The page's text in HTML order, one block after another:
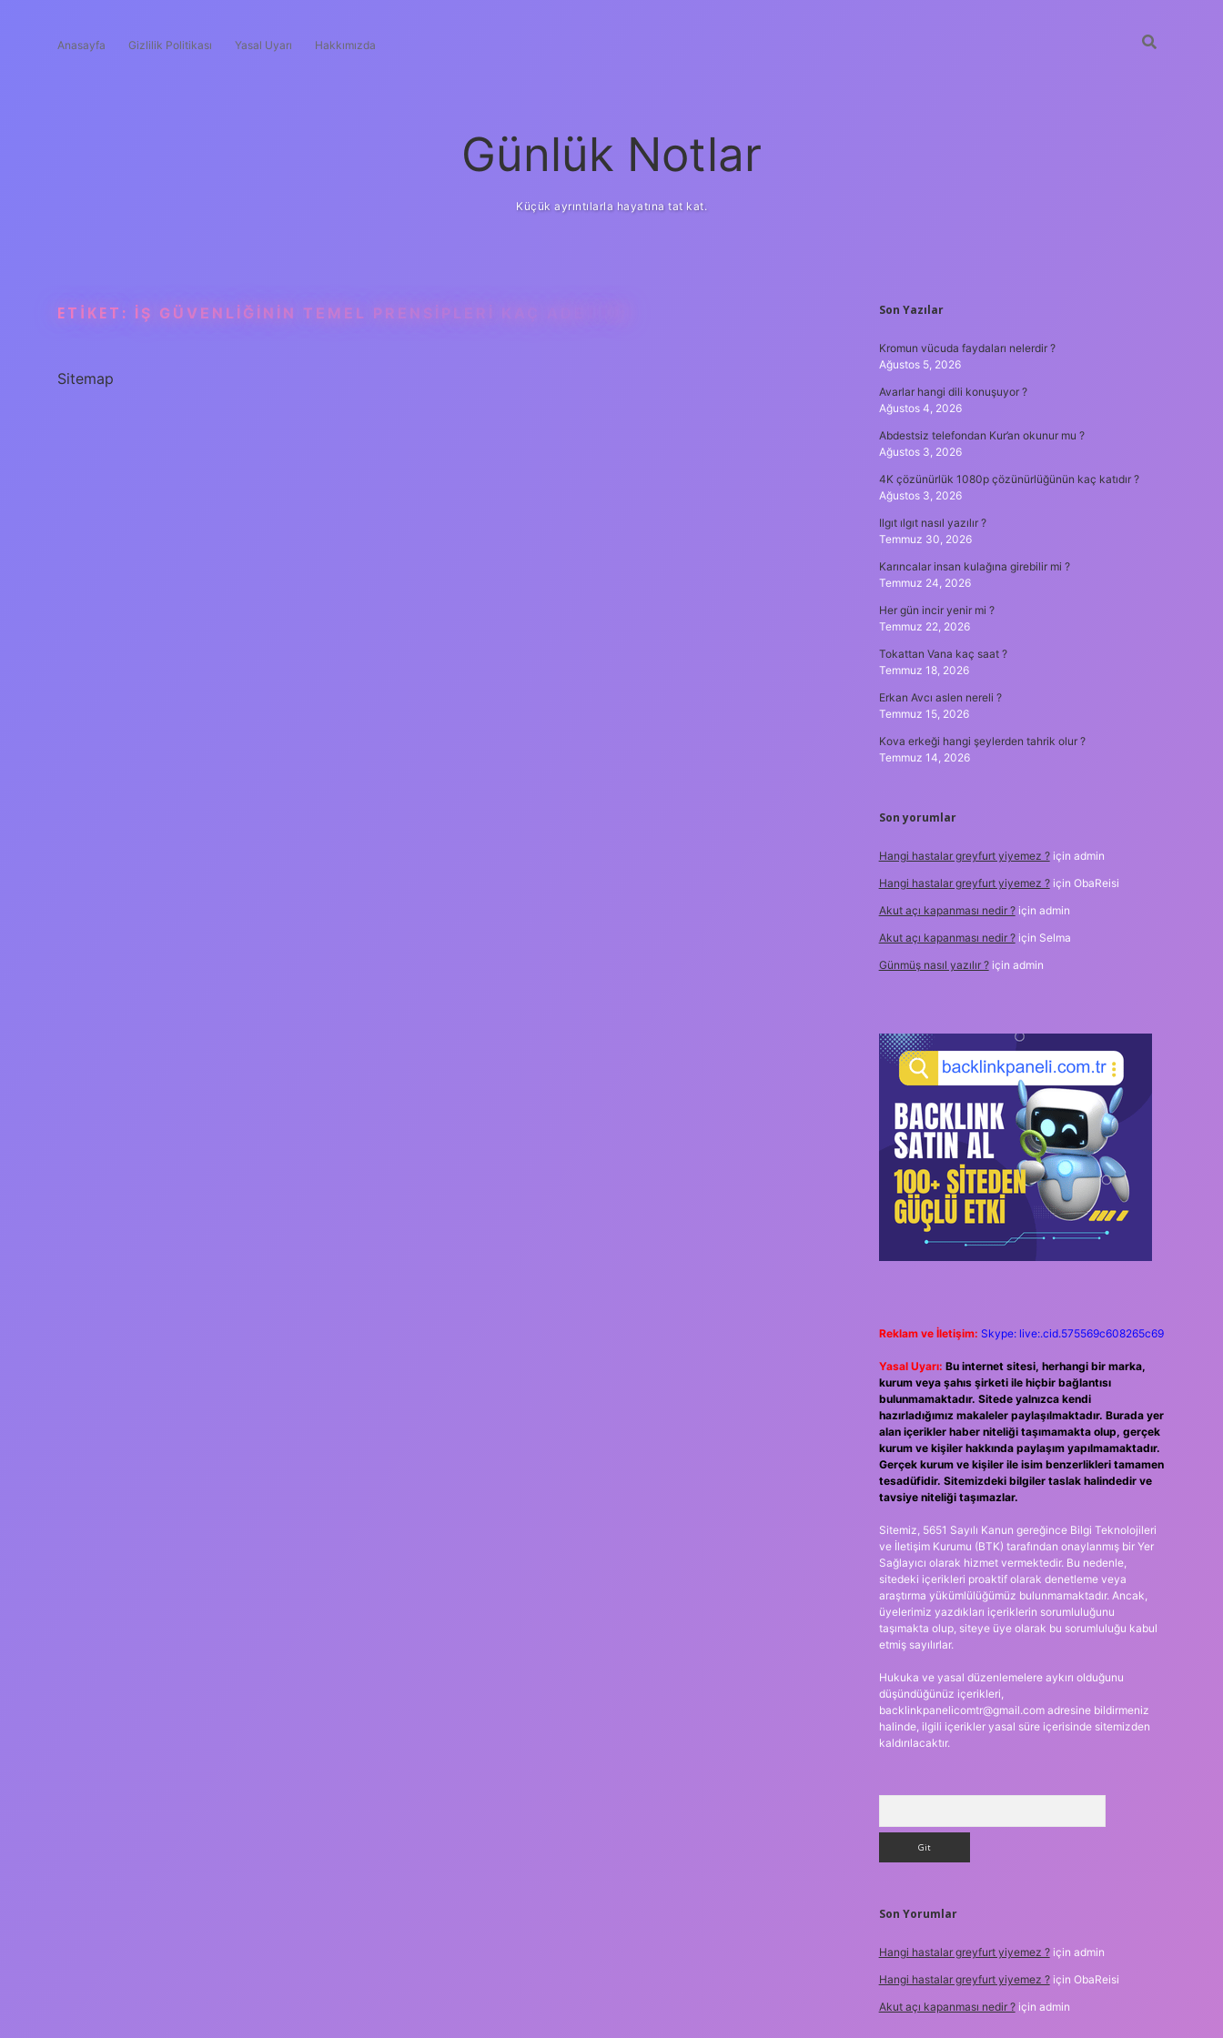
Anasayfa Gizlilik Politikası Yasal Uyarı Hakkımızda
Günlük Notlar
Küçük ayrıntılarla hayatına tat kat.
ETIKET: İŞ GÜVENLIĞININ TEMEL PRENSIPLERI KAÇ ADETTIR
Sitemap
SIDEBAR
Son Yazılar
Kromun vücuda faydaları nelerdir ?
Ağustos 5, 2026
Avarlar hangi dili konuşuyor ?
Ağustos 4, 2026
Abdestsiz telefondan Kur’an okunur mu ?
Ağustos 3, 2026
4K çözünürlük 1080p çözünürlüğünün kaç katıdır ?
Ağustos 3, 2026
Ilgıt ılgıt nasıl yazılır ?
Temmuz 30, 2026
Karıncalar insan kulağına girebilir mi ?
Temmuz 24, 2026
Her gün incir yenir mi ?
Temmuz 22, 2026
Tokattan Vana kaç saat ?
Temmuz 18, 2026
Erkan Avcı aslen nereli ?
Temmuz 15, 2026
Kova erkeği hangi şeylerden tahrik olur ?
Temmuz 14, 2026
Son yorumlar
Hangi hastalar greyfurt yiyemez ?için admin
Hangi hastalar greyfurt yiyemez ?için ObaReisi
Akut açı kapanması nedir ?için admin
Akut açı kapanması nedir ?için Selma
Günmüş nasıl yazılır ?için admin
Reklam ve İletişim: Skype: live:.cid.575569c608265c69
Yasal Uyarı: Bu internet sitesi, herhangi bir marka,
kurum veya şahıs şirketi ile hiçbir bağlantısı
bulunmamaktadır. Sitede yalnızca kendi
hazırladığımız makaleler paylaşılmaktadır. Burada yer
alan içerikler haber niteliği taşımamakta olup, gerçek
kurum ve kişiler hakkında paylaşım yapılmamaktadır.
Gerçek kurum ve kişiler ile isim benzerlikleri tamamen
tesadüfidir. Sitemizdeki bilgiler taslak halindedir ve
tavsiye niteliği taşımazlar.
Sitemiz, 5651 Sayılı Kanun gereğince Bilgi Teknolojileri
ve İletişim Kurumu (BTK) tarafından onaylanmış bir Yer
Sağlayıcı olarak hizmet vermektedir. Bu nedenle,
sitedeki içerikleri proaktif olarak denetleme veya
araştırma yükümlülüğümüz bulunmamaktadır. Ancak,
üyelerimiz yazdıkları içeriklerin sorumluluğunu
taşımakta olup, siteye üye olarak bu sorumluluğu kabul
etmiş sayılırlar.
Hukuka ve yasal düzenlemelere aykırı olduğunu
düşündüğünüz içerikleri,
backlinkpanelicomtr@gmail.comadresine bildirmeniz
halinde, ilgili içerikler yasal süre içerisinde sitemizden
kaldırılacaktır.
Son Yorumlar
Hangi hastalar greyfurt yiyemez ?için admin
Hangi hastalar greyfurt yiyemez ?için ObaReisi
Akut açı kapanması nedir ?için admin